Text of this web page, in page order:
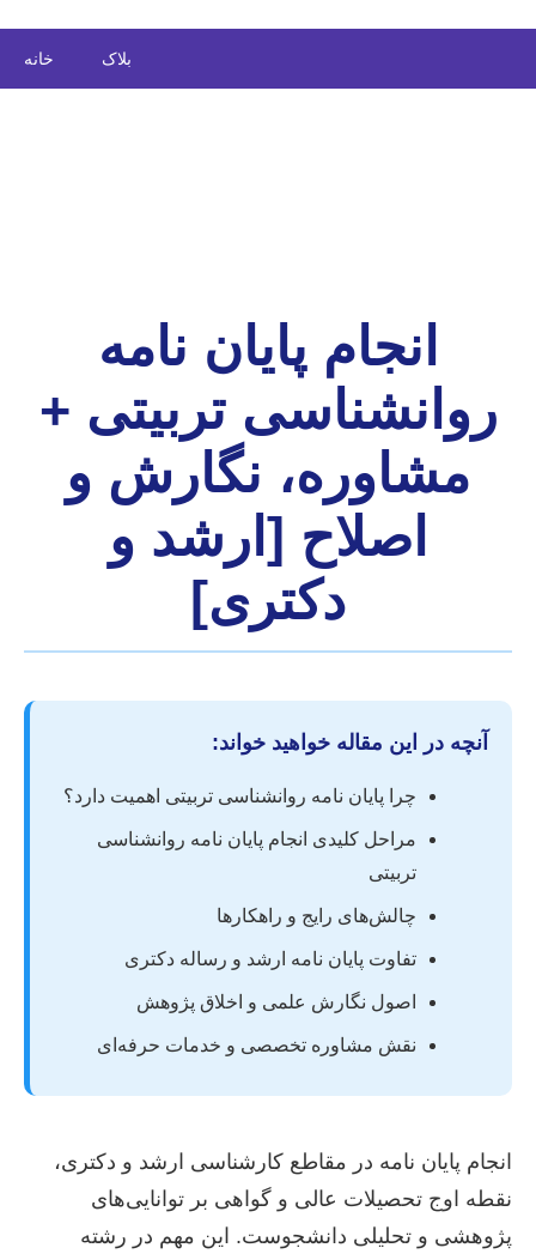
خانه بلاک
انجام پایان نامه
روانشناسی تربیتی +
مشاوره، نگارش و
اصلاح [ارشد و
دکتری]
آنچه در این مقاله خواهید خواند:
چرا پایان نامه روانشناسی تربیتی اهمیت دارد؟
مراحل کلیدی انجام پایان نامه روانشناسی
تربیتی
چالش‌های رایج و راهکارها
تفاوت پایان نامه ارشد و رساله دکتری
اصول نگارش علمی و اخلاق پژوهش
نقش مشاوره تخصصی و خدمات حرفه‌ای
انجام پایان نامه در مقاطع کارشناسی ارشد و دکتری،
نقطه اوج تحصیلات عالی و گواهی بر توانایی‌های
پژوهشی و تحلیلی دانشجوست. این مهم در رشته